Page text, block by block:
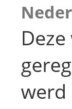
werd